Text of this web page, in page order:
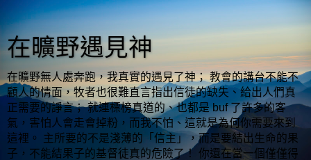
在曠野遇見神
在曠野無人處奔跑，我真實的遇見了神； 教會的講台不能不
顧人的情面，牧者也很難直言指出信徒的缺失、給出人們真
正需要的諍言； 就連標榜真道的、也都是 buf 了許多的客
氣，害怕人會走會掉粉，而我不怕、這就是為何你需要來到
這裡。 主所要的不是淺薄的「信主」，而是要結出生命的果
子，不能結果子的基督徒真的危險了！ 你還在當一個僅僅得